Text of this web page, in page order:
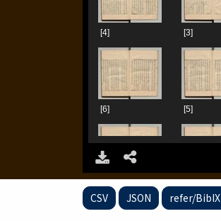
CSV JSON refer/BibIX